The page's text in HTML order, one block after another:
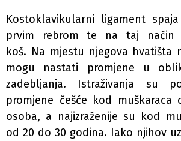
Kostoklavikularni ligament
prvim rebrom te na taj način
koš. Na mjestu njegova hvatišta
mogu nastati promjene u
zadebljanja. Istraživanja su
promjene češće kod muškaraca
osoba, a najizraženije su kod
od 20 do 30 godina. Iako njihov